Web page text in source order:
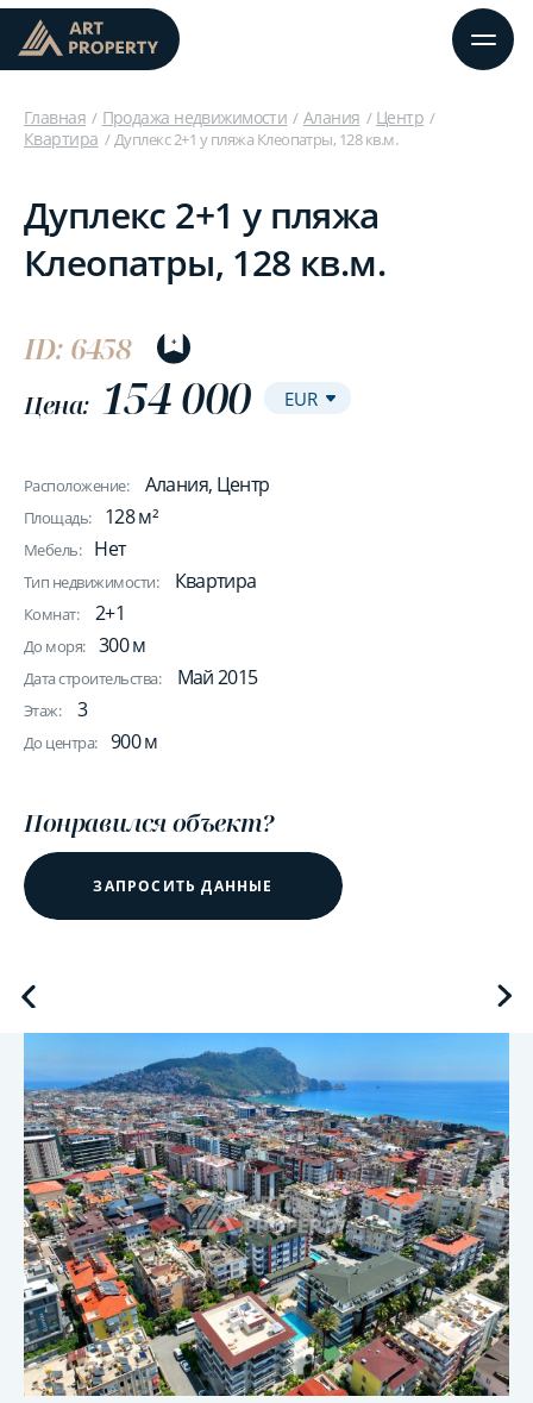
Главная Продажа недвижимости Алания
Центр
Квартира
Дуплекс 2+1 у пляжа Клеопатры, 128 кв.м.
Дуплекс 2+1 у пляжа
Клеопатры, 128 кв.м.
ID: 6458
Цена: 154 000
Расположение: Алания, Центр
Площадь: 128 м²
Мебель: Нет
Тип недвижимости: Квартира
Комнат: 2+1
До моря: 300 м
Дата строительства: Май 2015
Этаж: 3
До центра: 900 м
Понравился объект?
ЗАПРОСИТЬ ДАННЫЕ